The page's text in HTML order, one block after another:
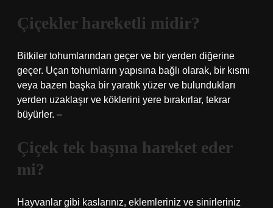
Çiçekler hareketli midir?
Bitkiler tohumlarından geçer ve bir yerden diğerine
geçer. Uçan tohumların yapısına bağlı olarak, bir kısmı
veya bazen başka bir yaratık yüzer ve bulundukları
yerden uzaklaşır ve köklerini yere bırakırlar, tekrar
büyürler. –
Çiçek tek başına hareket eder
mi?
Hayvanlar gibi kaslarınız, eklemleriniz ve sinirleriniz